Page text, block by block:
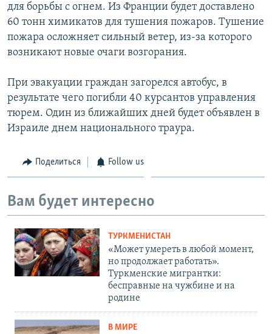
для борьбы с огнем. Из Франции будет доставлено
60 тонн химикатов для тушения пожаров. Тушение
пожара осложняет сильный ветер, из-за которого
возникают новые очаги возгорания.
При эвакуации граждан загорелся автобус, в
результате чего погибли 40 курсантов управления
тюрем. Один из ближайших дней будет объявлен в
Израиле днем национального траура.
Поделиться Follow us
Вам будет интересно
ТУРКМЕНИСТАН
«Может умереть в любой момент,
но продолжает работать».
Туркменские мигрантки:
бесправные на чужбине и на
родине
В МИРЕ